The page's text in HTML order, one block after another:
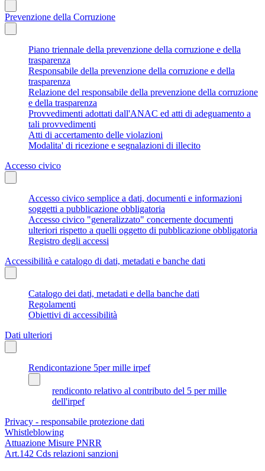
Prevenzione della Corruzione
Piano triennale della prevenzione della corruzione e della
trasparenza
Responsabile della prevenzione della corruzione e della
trasparenza
Relazione del responsabile della prevenzione della corruzione
e della trasparenza
Provvedimenti adottati dall'ANAC ed atti di adeguamento a
tali provvedimenti
Atti di accertamento delle violazioni
Modalita' di ricezione e segnalazioni di illecito
Accesso civico
Accesso civico semplice a dati, documenti e informazioni
soggetti a pubblicazione obbligatoria
Accesso civico "generalizzato" concernente documenti
ulteriori rispetto a quelli oggetto di pubblicazione obbligatoria
Registro degli accessi
Accessibilità e catalogo di dati, metadati e banche dati
Catalogo dei dati, metadati e della banche dati
Regolamenti
Obiettivi di accessibilità
Dati ulteriori
Rendicontazione 5per mille irpef
rendiconto relativo al contributo del 5 per mille
dell'irpef
Privacy - responsabile protezione dati
Whistleblowing
Attuazione Misure PNRR
Art.142 Cds relazioni sanzioni